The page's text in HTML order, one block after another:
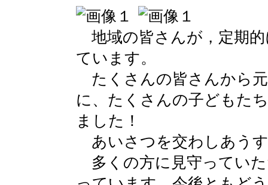
地域の皆さんが，定期
ています。
たくさんの皆さんから
に、たくさんの子どもた
ました！
あいさつを交わしあう
多くの方に見守ってい